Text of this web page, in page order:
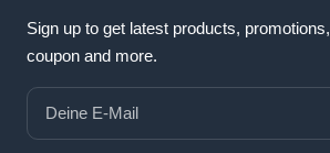
Sign up to get latest products, promotions,
coupon and more.
Deine E-Mail